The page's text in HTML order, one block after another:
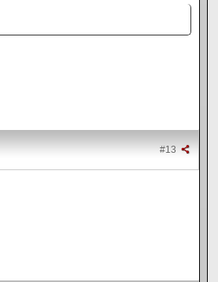
#13